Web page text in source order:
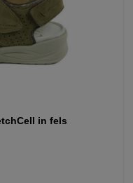
in fels